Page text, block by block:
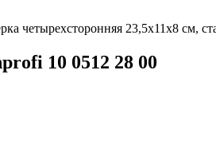
четырехсторонняя 23,5х11х8 см,
10 0512 28 00